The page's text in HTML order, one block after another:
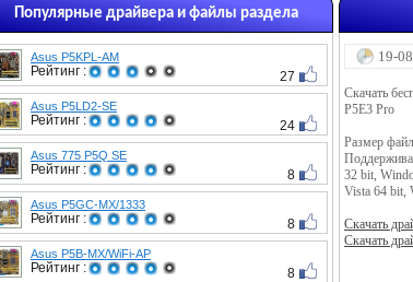
Популярные драйвера и файлы раздела
Asus P5KPL-AM
Рейтинг : 27
Asus P5LD2-SE
Рейтинг : 24
Asus 775 P5Q SE
Рейтинг : 8
Asus P5GC-MX/1333
Рейтинг : 8
Asus P5B-MX/WiFi-AP
Рейтинг : 8
19-
Скачать
P5E3 Pro
Размер
32 bit,
Vista 64 bit,
Скачать
Скачать